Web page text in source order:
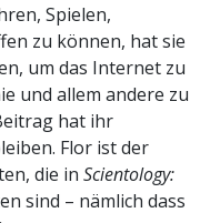
Spielen,
zu können, hat sie
um das Internet zu
und allem andere zu
hat ihr
Flor ist der
die in Scientology:
sind – nämlich dass